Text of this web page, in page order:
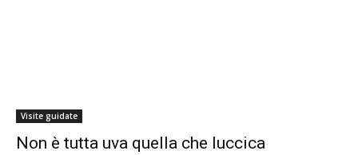
Visite guidate
Non è tutta uva quella che luccica